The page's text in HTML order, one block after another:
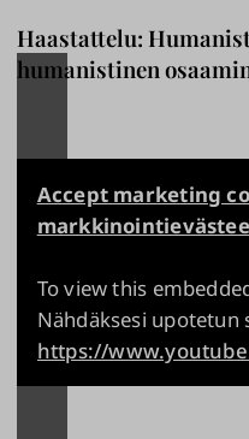
Haastattelu:
humanistinen
Accept marketing
To view this
Nähdäksesi upotetun